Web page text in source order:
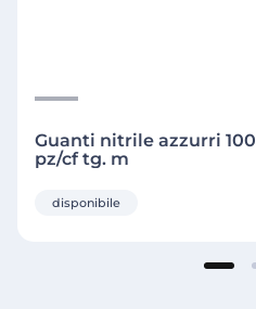
Guanti nitrile azzurri 100
pz/cf tg. m
disponibile